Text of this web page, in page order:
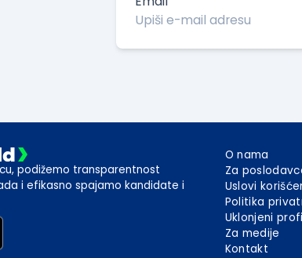
podižemo transparentnost
i efikasno spajamo kandidate i
O nama
Za
Uslovi
Politika
Uklonjeni
Za medije
Kontakt